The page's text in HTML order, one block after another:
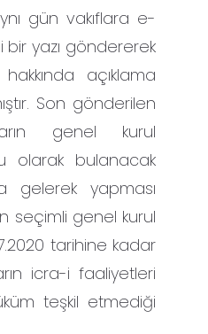
gün vakıflara e-
yazı göndererek
açıklama
Son gönderilen
genel kurul
olarak bulanacak
gelerek yapması
seçimli genel kurul
tarihine kadar
icra-i faaliyetleri
teşkil etmediği